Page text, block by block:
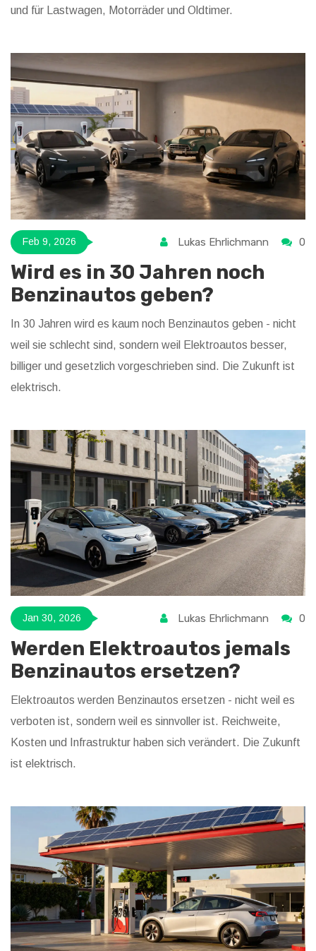
und für Lastwagen, Motorräder und Oldtimer.
Feb 9, 2026 Lukas Ehrlichmann 0
Wird es in 30 Jahren noch
Benzinautos geben?
In 30 Jahren wird es kaum noch Benzinautos geben - nicht
weil sie schlecht sind, sondern weil Elektroautos besser,
billiger und gesetzlich vorgeschrieben sind. Die Zukunft ist
elektrisch.
Jan 30, 2026 Lukas Ehrlichmann 0
Werden Elektroautos jemals
Benzinautos ersetzen?
Elektroautos werden Benzinautos ersetzen - nicht weil es
verboten ist, sondern weil es sinnvoller ist. Reichweite,
Kosten und Infrastruktur haben sich verändert. Die Zukunft
ist elektrisch.